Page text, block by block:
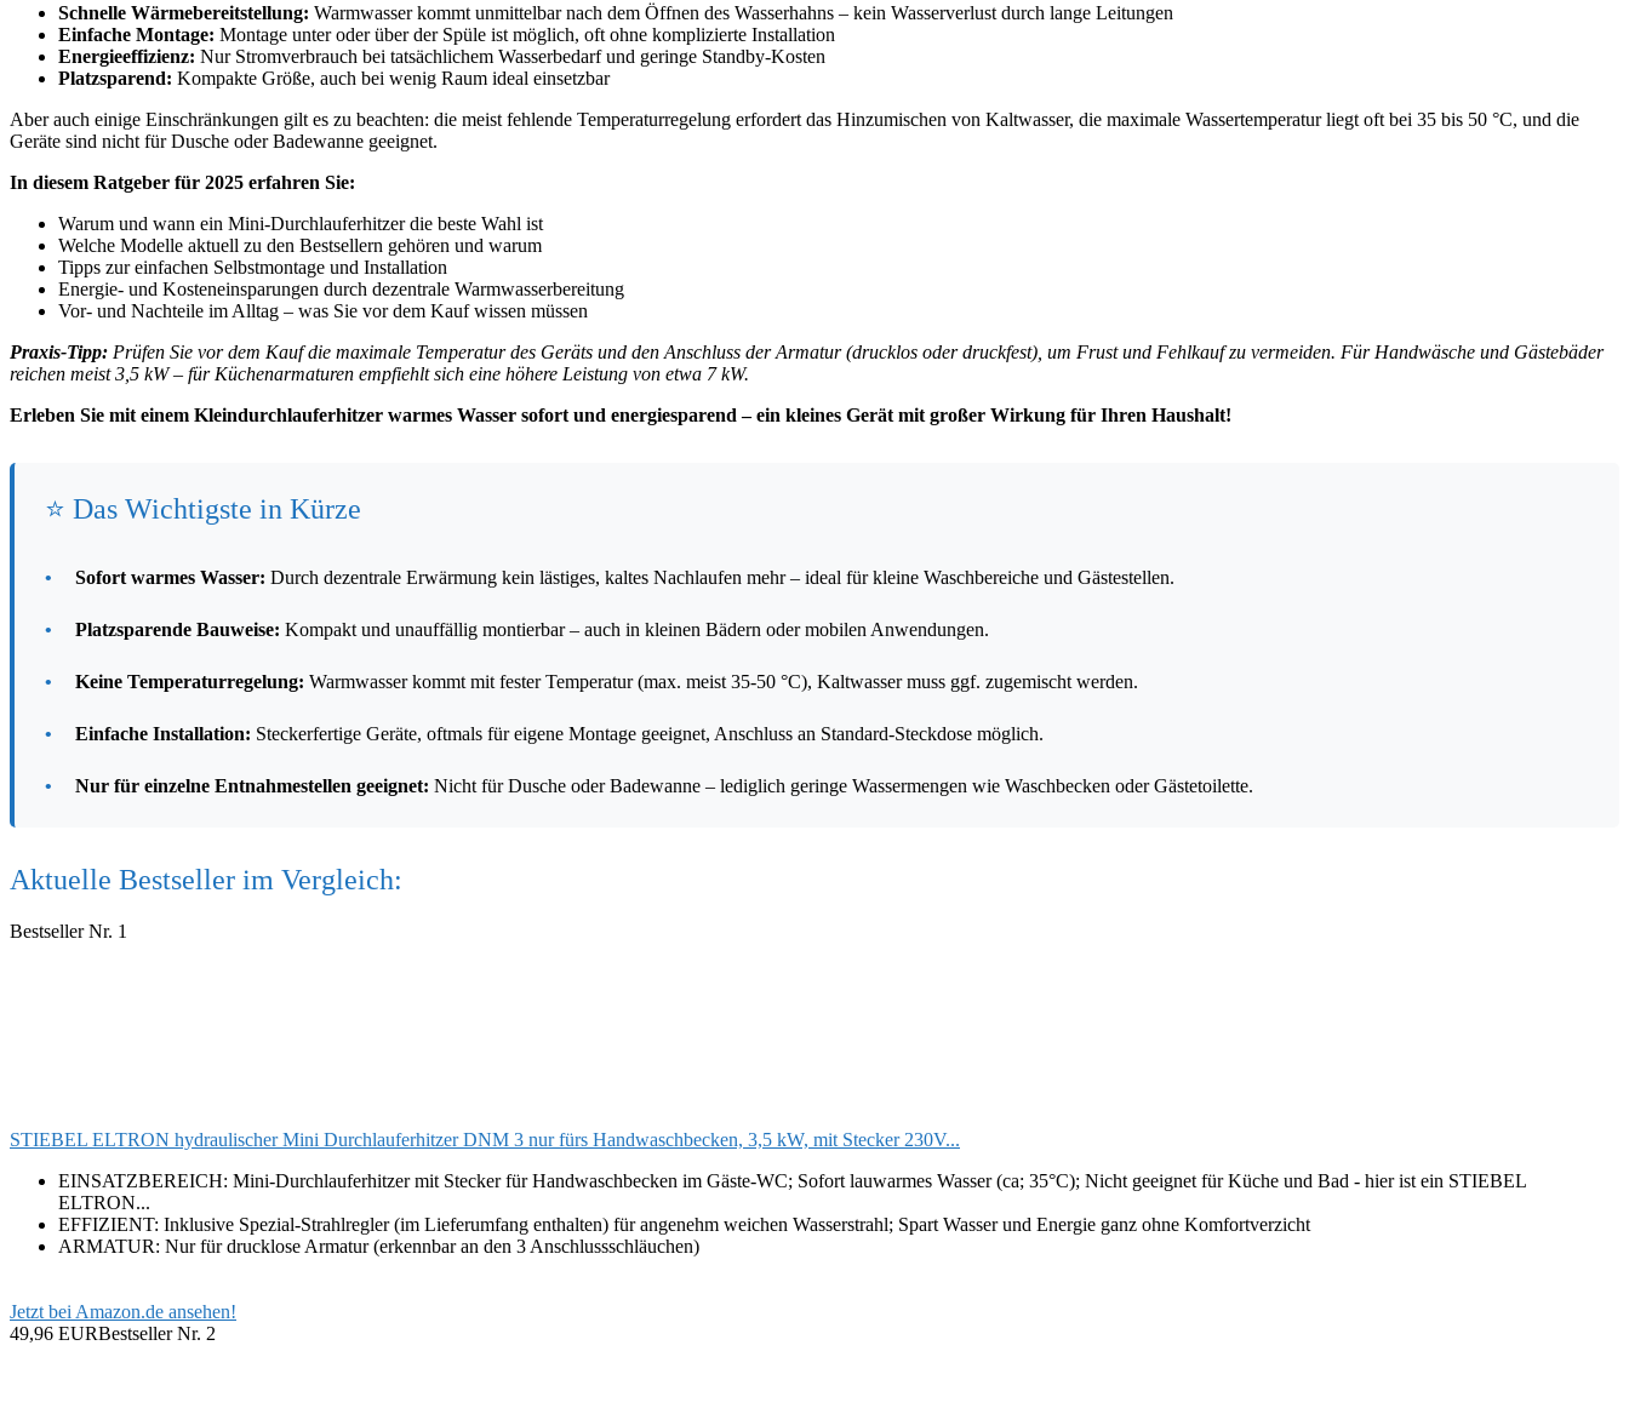
Schnelle Wärmebereitstellung: Warmwasser kommt unmittelbar nach dem Öffnen des Wasserhahns – kein Wasserverlust durch lange Leitungen
Einfache Montage: Montage unter oder über der Spüle ist möglich, oft ohne komplizierte Installation
Energieeffizienz: Nur Stromverbrauch bei tatsächlichem Wasserbedarf und geringe Standby-Kosten
Platzsparend: Kompakte Größe, auch bei wenig Raum ideal einsetzbar
Aber auch einige Einschränkungen gilt es zu beachten: die meist fehlende Temperaturregelung erfordert das Hinzumischen von Kaltwasser, die maximale Wassertemperatur liegt oft bei 35 bis 50 °C, und die
Geräte sind nicht für Dusche oder Badewanne geeignet.
In diesem Ratgeber für 2025 erfahren Sie:
Warum und wann ein Mini-Durchlauferhitzer die beste Wahl ist
Welche Modelle aktuell zu den Bestsellern gehören und warum
Tipps zur einfachen Selbstmontage und Installation
Energie- und Kosteneinsparungen durch dezentrale Warmwasserbereitung
Vor- und Nachteile im Alltag – was Sie vor dem Kauf wissen müssen
Praxis-Tipp: Prüfen Sie vor dem Kauf die maximale Temperatur des Geräts und den Anschluss der Armatur (drucklos oder druckfest), um Frust und Fehlkauf zu vermeiden. Für Handwäsche und Gästebäder
reichen meist 3,5 kW – für Küchenarmaturen empfiehlt sich eine höhere Leistung von etwa 7 kW.
Erleben Sie mit einem Kleindurchlauferhitzer warmes Wasser sofort und energiesparend – ein kleines Gerät mit großer Wirkung für Ihren Haushalt!
⭐ Das Wichtigste in Kürze
• Sofort warmes Wasser: Durch dezentrale Erwärmung kein lästiges, kaltes Nachlaufen mehr – ideal für kleine Waschbereiche und Gästestellen.
• Platzsparende Bauweise: Kompakt und unauffällig montierbar – auch in kleinen Bädern oder mobilen Anwendungen.
• Keine Temperaturregelung: Warmwasser kommt mit fester Temperatur (max. meist 35-50 °C), Kaltwasser muss ggf. zugemischt werden.
• Einfache Installation: Steckerfertige Geräte, oftmals für eigene Montage geeignet, Anschluss an Standard-Steckdose möglich.
• Nur für einzelne Entnahmestellen geeignet: Nicht für Dusche oder Badewanne – lediglich geringe Wassermengen wie Waschbecken oder Gästetoilette.
Aktuelle Bestseller im Vergleich:
Bestseller Nr. 1
STIEBEL ELTRON hydraulischer Mini Durchlauferhitzer DNM 3 nur fürs Handwaschbecken, 3,5 kW, mit Stecker 230V...
EINSATZBEREICH: Mini-Durchlauferhitzer mit Stecker für Handwaschbecken im Gäste-WC; Sofort lauwarmes Wasser (ca; 35°C); Nicht geeignet für Küche und Bad - hier ist ein STIEBEL
ELTRON...
EFFIZIENT: Inklusive Spezial-Strahlregler (im Lieferumfang enthalten) für angenehm weichen Wasserstrahl; Spart Wasser und Energie ganz ohne Komfortverzicht
ARMATUR: Nur für drucklose Armatur (erkennbar an den 3 Anschlussschläuchen)
Jetzt bei Amazon.de ansehen!
49,96 EURBestseller Nr. 2